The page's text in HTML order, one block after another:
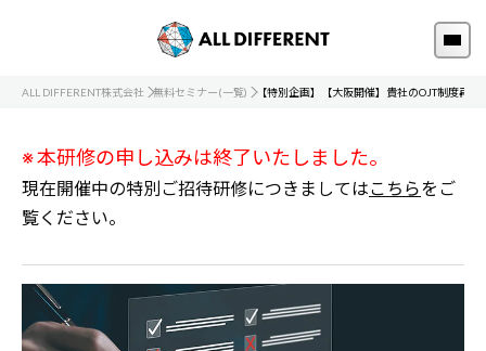
ALL DIFFERENT株式会社 無料セミナー(一覧) 【特別企画】【大阪開催】貴社のOJT制度再
※ 本研修の申し込みは終了いたしました。
現在開催中の特別ご招待研修につきましてはこちらをご
覧ください。